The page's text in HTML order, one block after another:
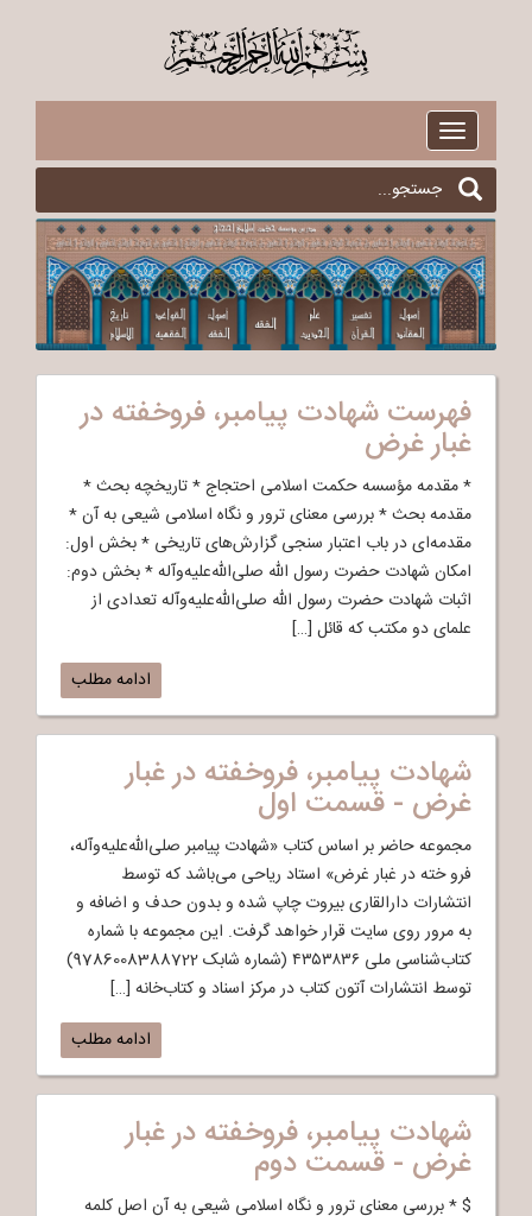
$
Toggle
navigation
فهرست شهادت پیامبر، فروخفته در
غبار غرض
* مقدمه مؤسسه حکمت اسلامی احتجاج * تاریخچه بحث *
مقدمه بحث * بررسی معنای ترور و نگاه اسلامی شیعی به آن *
مقدمه‌ای در باب اعتبار سنجی گزارش‌های تاریخی * بخش اول:
امکان شهادت حضرت رسول الله صلی‌الله‌علیه‌وآله * بخش دوم:
اثبات شهادت حضرت رسول الله صلی‌الله‌علیه‌وآله تعدادی از
علمای دو مکتب که قائل […]
ادامه مطلب
شهادت پیامبر، فروخفته در غبار
غرض - قسمت اول
مجموعه حاضر بر اساس کتاب «شهادت پیامبر صلی‌الله‌علیه‌وآله،
فرو خته در غبار غرض» استاد ریاحی می‌باشد که توسط
انتشارات دارالقاری بیروت چاپ شده و بدون حدف و اضافه و
به مرور روی سایت قرار خواهد گرفت. این مجموعه با شماره
کتاب‌شناسی ملی ۴۳۵۳۸۳۶ (شماره شابک 9786008388722)
توسط انتشارات آتون کتاب در مرکز اسناد و کتاب‌خانه […]
ادامه مطلب
شهادت پیامبر، فروخفته در غبار
غرض - قسمت دوم
$ * بررسی معنای ترور و نگاه اسلامی شیعی به آن اصل کلمه